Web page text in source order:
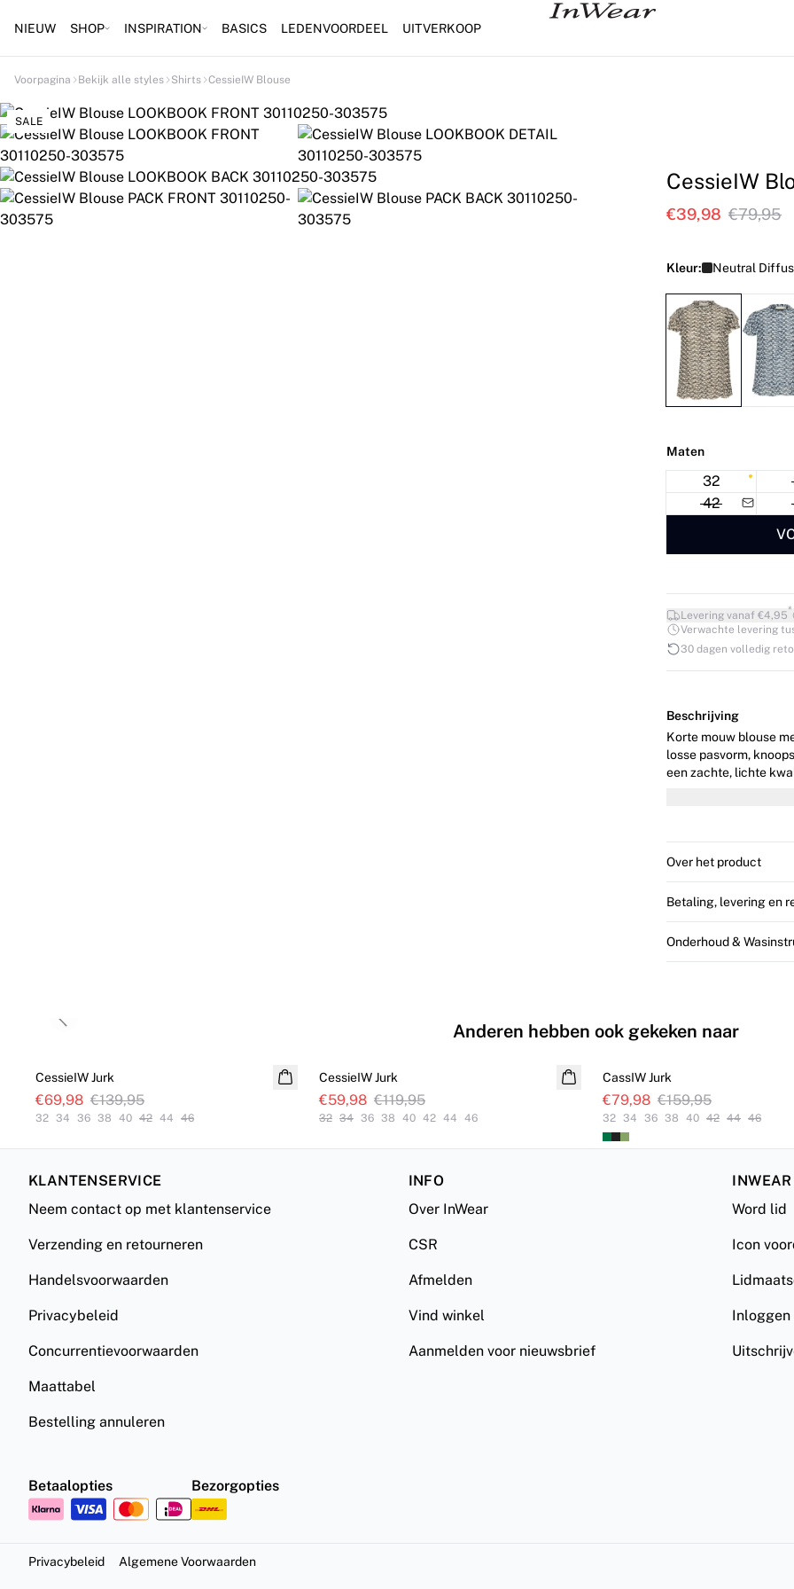
NIEUW SHOP INSPIRATION BASICS LEDENVOORDEEL UITVERKOOP
Voorpagina Bekijk alle styles Shirts CessieIW Blouse
SALE
CessieIW
€39,98 €79,95
Kleur: Neutral
Maten
32
42
Levering vanaf €4,95*
Verwachte levering
30 dagen volledig
Beschrijving
Korte mouw blouse
losse pasvorm,
een zachte, lichte
Over het product
Betaling, levering en
Onderhoud &
Anderen hebben ook gekeken naar
CessieIW Jurk
€69,98 €139,95
32 34 36 38 40 42 44 46
CessieIW Jurk
€59,98 €119,95
32 34 36 38 40 42 44 46
SALE
CassIW Jurk
€79,98 €159,95
32 34 36 38 40 42 44 46
Previous slide
KLANTENSERVICE
Neem contact op met klantenservice
Verzending en retourneren
Handelsvoorwaarden
Privacybeleid
Concurrentievoorwaarden
Maattabel
Bestelling annuleren
INFO
Over InWear
CSR
Afmelden
Vind winkel
Aanmelden voor nieuwsbrief
Word lid
Icon
Inloggen
Betaalopties Bezorgopties
Privacybeleid Algemene Voorwaarden